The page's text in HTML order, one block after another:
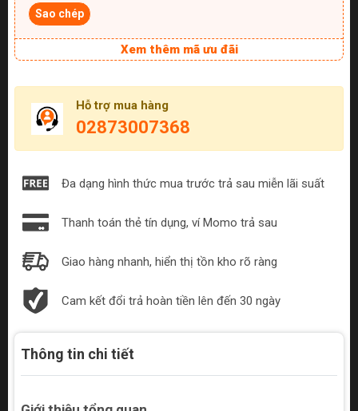
Sao chép
Xem thêm mã ưu đãi
Hỗ trợ mua hàng
02873007368
Đa dạng hình thức mua trước trả sau miễn lãi suất
Thanh toán thẻ tín dụng, ví Momo trả sau
Giao hàng nhanh, hiển thị tồn kho rõ ràng
Cam kết đổi trả hoàn tiền lên đến 30 ngày
Thông tin chi tiết